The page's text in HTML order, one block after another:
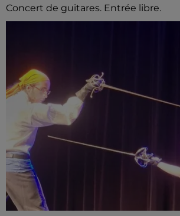
Concert de guitares. Entrée libre.